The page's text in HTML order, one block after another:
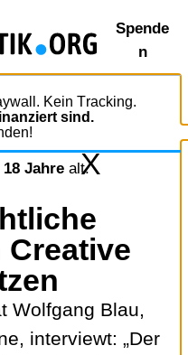
Spende
n
X
Kein Tracking.
sind.
18 Jahrealt.
Creative
Wolfgang Blau,
interviewt: „Der